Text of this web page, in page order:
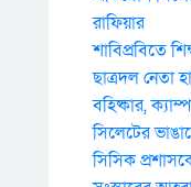
রাফিয়ার
শাবিপ্রবিতে
ছাত্রদল নেতা
বহিষ্কার,
সিলেটের
সিসিক